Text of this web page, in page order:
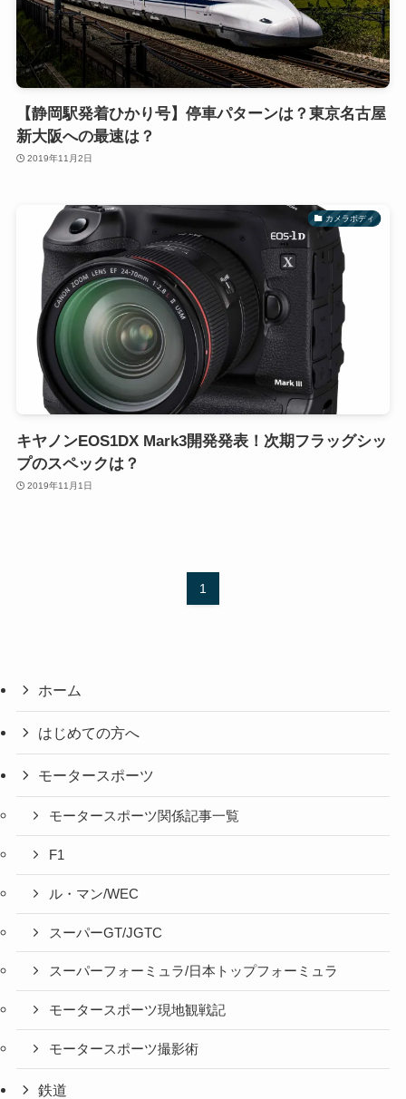
【静岡駅発着ひかり号】停車パターンは？東京名古屋
新大阪への最速は？
2019年11月2日
カメラボディ
キヤノンEOS1DX Mark3開発発表！次期フラッグシッ
プのスペックは？
2019年11月1日
1
ホーム
はじめての方へ
モータースポーツ
モータースポーツ関係記事一覧
F1
ル・マン/WEC
スーパーGT/JGTC
スーパーフォーミュラ/日本トップフォーミュラ
モータースポーツ現地観戦記
モータースポーツ撮影術
鉄道